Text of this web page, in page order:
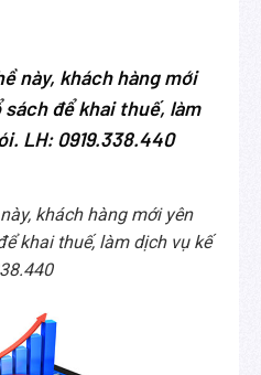
này, khách hàng mới
để khai thuế, làm
LH: 0919.338.440
khách hàng mới yên
khai thuế, làm dịch vụ kế